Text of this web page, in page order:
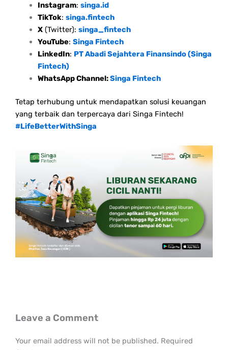
Instagram: singa.id
TikTok: singa.fintech
X(Twitter): singa_fintech
YouTube: Singa Fintech
LinkedIn: PT Abadi Sejahtera Finansindo (Singa
Fintech)
WhatsApp Channel:Singa Fintech
Tetap terhubung untuk mendapatkan solusi keuangan
yang terbaik dan terpercaya dari Singa Fintech!
#LifeBetterWithSinga
Leave a Comment
Your email address will not be published. Required